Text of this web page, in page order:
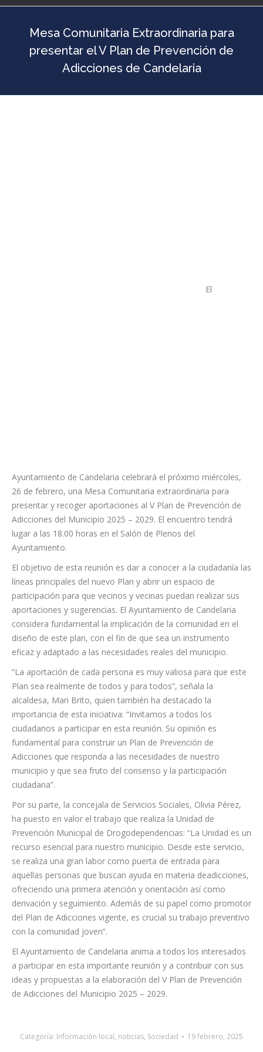
Mesa Comunitaria Extraordinaria para
Adicciones de Candelaria
Ayuntamiento de Candelaria celebrará el próximo miércoles,
26 de febrero, una Mesa Comunitaria extraordinaria para
presentar y recoger aportaciones al V Plan de Prevención de
Adicciones del Municipio 2025 – 2029. El encuentro tendrá
lugar a las 18.00 horas en el Salón de Plenos del
Ayuntamiento.
El objetivo de esta reunión es dar a conocer a la ciudadanía las
líneas principales del nuevo Plan y abrir un espacio de
participación para que vecinos y vecinas puedan realizar sus
aportaciones y sugerencias. El Ayuntamiento de Candelaria
considera fundamental la implicación de la comunidad en el
diseño de este plan, con el fin de que sea un instrumento
eficaz y adaptado a las necesidades reales del municipio.
“La aportación de cada persona es muy valiosa para que este
Plan sea realmente de todos y para todos”, señala la
alcaldesa, Mari Brito, quien también ha destacado la
importancia de esta iniciativa: “Invitamos a todos los
ciudadanos a participar en esta reunión. Su opinión es
fundamental para construir un Plan de Prevención de
Adicciones que responda a las necesidades de nuestro
municipio y que sea fruto del consenso y la participación
ciudadana”.
Por su parte, la concejala de Servicios Sociales, Olivia Pérez,
ha puesto en valor el trabajo que realiza la Unidad de
Prevención Municipal de Drogodependencias: “La Unidad es un
recurso esencial para nuestro municipio. Desde este servicio,
se realiza una gran labor como puerta de entrada para
aquellas personas que buscan ayuda en materia deadicciones,
ofreciendo una primera atención y orientación así como
derivación y seguimiento. Además de su papel como promotor
del Plan de Adicciones vigente, es crucial su trabajo preventivo
con la comunidad joven”.
El Ayuntamiento de Candelaria anima a todos los interesados
a participar en esta importante reunión y a contribuir con sus